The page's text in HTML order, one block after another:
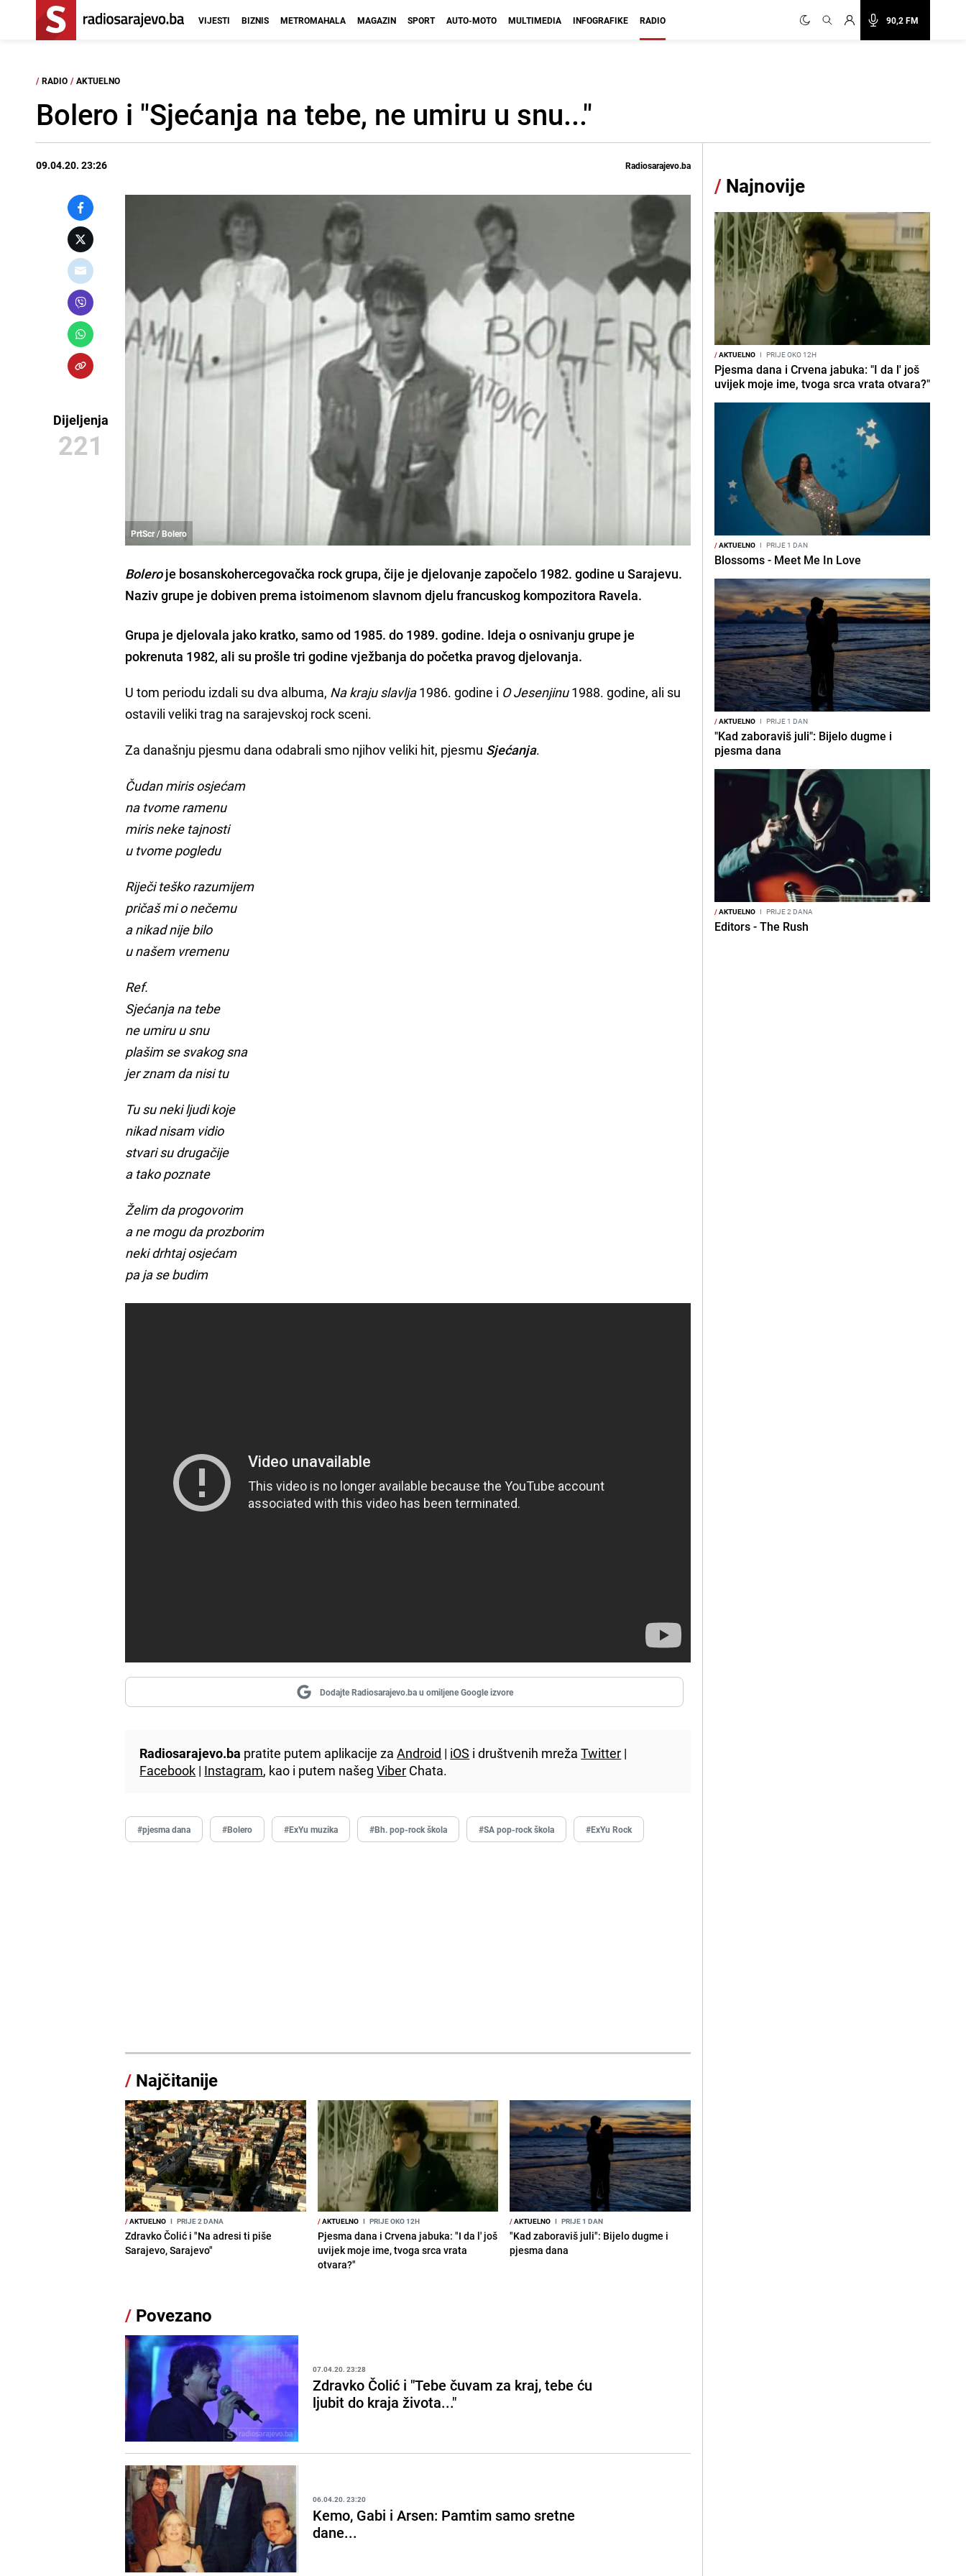
90,2 FM
VIJESTI BIZNIS METROMAHALA MAGAZIN SPORT AUTO-MOTO MULTIMEDIA INFOGRAFIKE RADIO
/ RADIO / AKTUELNO
Bolero i "Sjećanja na tebe, ne umiru u snu..."
09.04.20. 23:26 Radiosarajevo.ba
Dijeljenja
221
PrtScr / Bolero
Boleroje bosanskohercegovačka rock grupa, čije je djelovanje započelo 1982. godine u Sarajevu.
Naziv grupe je dobiven prema istoimenom slavnom djelu francuskog kompozitora Ravela.
Grupa je djelovala jako kratko, samo od 1985. do 1989. godine. Ideja o osnivanju grupe je
pokrenuta 1982, ali su prošle tri godine vježbanja do početka pravog djelovanja.
U tom periodu izdali su dva albuma, Na kraju slavlja1986. godine i O Jesenjinu1988. godine, ali su
ostavili veliki trag na sarajevskoj rock sceni.
Za današnju pjesmu dana odabrali smo njihov veliki hit, pjesmu Sjećanja.
Čudan miris osjećam
na tvome ramenu
miris neke tajnosti
u tvome pogledu
Riječi teško razumijem
pričaš mi o nečemu
a nikad nije bilo
u našem vremenu
Ref.
Sjećanja na tebe
ne umiru u snu
plašim se svakog sna
jer znam da nisi tu
Tu su neki ljudi koje
nikad nisam vidio
stvari su drugačije
a tako poznate
Želim da progovorim
a ne mogu da prozborim
neki drhtaj osjećam
pa ja se budim
Dodajte Radiosarajevo.ba u omiljene Google izvore
Radiosarajevo.ba pratite putem aplikacije zaAndroid | iOS i društvenih mrežaTwitter |
Facebook | Instagram, kao i putem našegViber Chata.
#pjesma dana #Bolero #ExYu muzika #Bh. pop-rock škola #SA pop-rock škola #ExYu Rock
/ Najčitanije
/AKTUELNO I PRIJE 2 DANA
Zdravko Čolić i "Na adresi ti piše
Sarajevo, Sarajevo"
/AKTUELNO I PRIJE OKO 12H
Pjesma dana i Crvena jabuka: "I da l' još
uvijek moje ime, tvoga srca vrata
otvara?"
/AKTUELNO I PRIJE 1 DAN
"Kad zaboraviš juli": Bijelo dugme i
pjesma dana
/ Povezano
07.04.20. 23:28
Zdravko Čolić i "Tebe čuvam za kraj, tebe ću
ljubit do kraja života..."
06.04.20. 23:20
Kemo, Gabi i Arsen: Pamtim samo sretne
dane...
/ Najnovije
/AKTUELNO I PRIJE OKO 12H
Pjesma dana i Crvena jabuka: "I da l' još
uvijek moje ime, tvoga srca vrata otvara?"
/AKTUELNO I PRIJE 1 DAN
Blossoms - Meet Me In Love
/AKTUELNO I PRIJE 1 DAN
"Kad zaboraviš juli": Bijelo dugme i
pjesma dana
/AKTUELNO I PRIJE 2 DANA
Editors - The Rush